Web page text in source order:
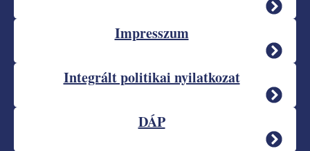
Impresszum
Integrált politikai nyilatkozat
DÁP